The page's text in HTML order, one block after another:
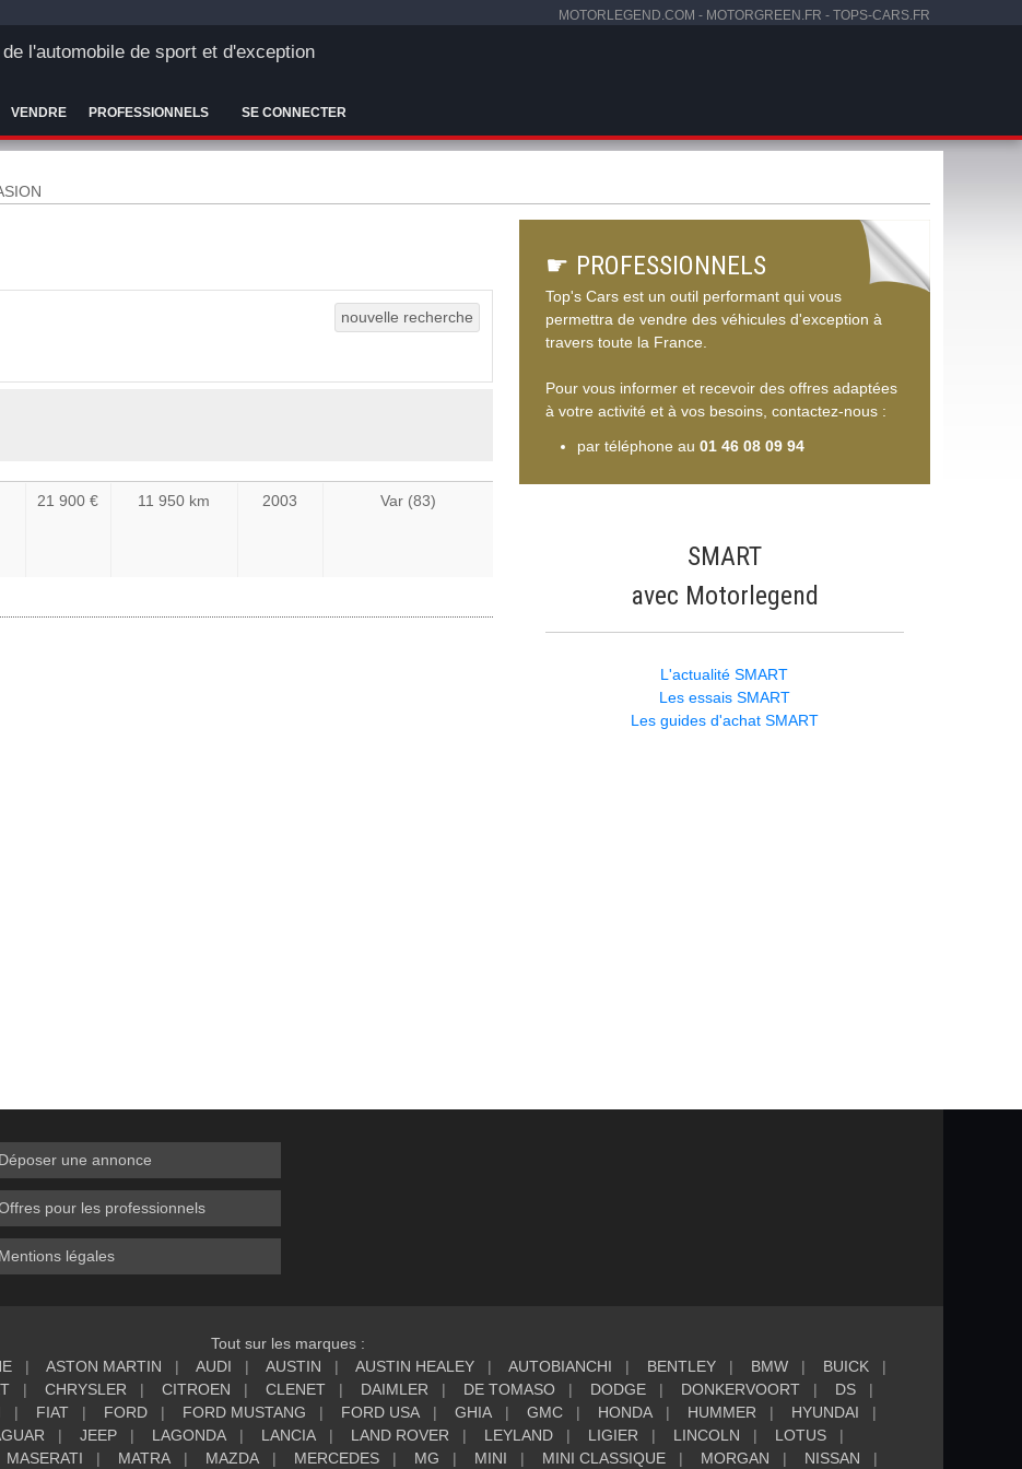
MOTORLEGEND.COM - MOTORGREEN.FR - TOPS-CARS.FR
l'automobile de sport et d'exception
VENDRE PROFESSIONNELS SE CONNECTER
nouvelle recherche
21 900 € 11 950 km 2003 Var (83)
☛ PROFESSIONNELS
Top's Cars est un outil performant qui vous
permettra de vendre des véhicules d'exception à
travers toute la France.
Pour vous informer et recevoir des offres adaptées
à votre activité et à vos besoins, contactez-nous :
par téléphone au 01 46 08 09 94
SMART
avec Motorlegend
L'actualité SMART
Les essais SMART
Les guides d'achat SMART
Déposer une annonce
pour les professionnels
Mentions légales
Tout sur les marques :
ASTON MARTIN AUDI AUSTIN AUSTIN HEALEY AUTOBIANCHI BENTLEY BMW
BUICK
CHRYSLER CITROEN CLENET DAIMLER DE TOMASO DODGE DONKERVOORT
DS
FIAT FORD FORD MUSTANG FORD USA GHIA GMC HONDA HUMMER
HYUNDAI
JEEP LAGONDA LANCIA LAND ROVER LEYLAND LIGIER LINCOLN
LOTUS
MASERATI MATRA MAZDA MERCEDES MG MINI MINI CLASSIQUE MORGAN NISSAN